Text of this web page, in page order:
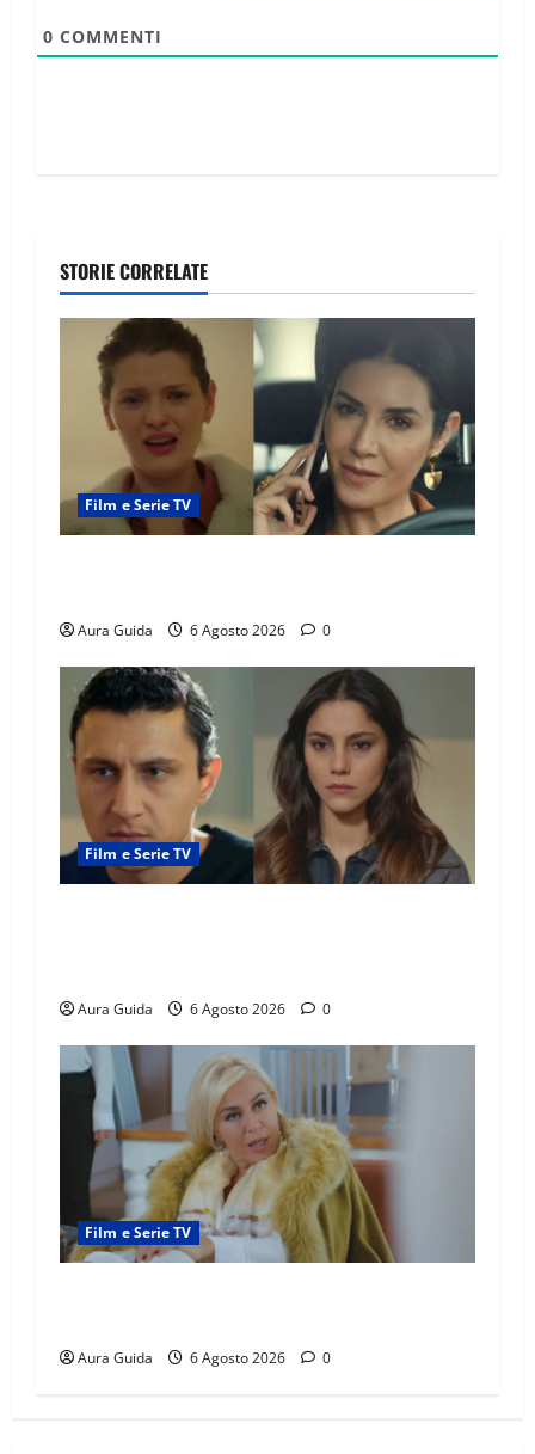
0 COMMENTI
STORIE CORRELATE
Film e Serie TV
Aura Guida 6 Agosto 2026 0
Film e Serie TV
Aura Guida 6 Agosto 2026 0
Film e Serie TV
Aura Guida 6 Agosto 2026 0